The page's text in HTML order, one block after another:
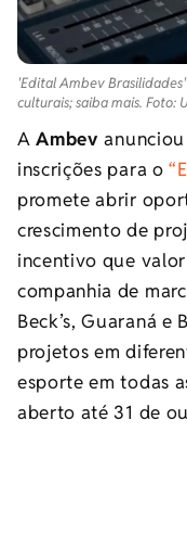
'Edital Ambev
culturais; saiba mais. Foto:
AAmbev
inscrições para o
promete abrir
crescimento de
incentivo que
companhia de
Beck’s, Guaraná e
projetos em
esporte em todas
aberto até 31 de